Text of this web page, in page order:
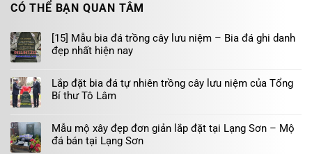
CÓ THỂ BẠN QUAN TÂM
[15] Mẫu bia đá trồng cây lưu niệm – Bia đá ghi danh
đẹp nhất hiện nay
Lắp đặt bia đá tự nhiên trồng cây lưu niệm của Tổng
Bí thư Tô Lâm
Mẫu mộ xây đẹp đơn giản lắp đặt tại Lạng Sơn – Mộ
đá bán tại Lạng Sơn